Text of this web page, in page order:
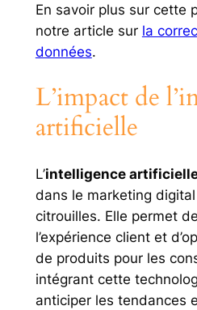
En savoir plus sur cette
notre article sur la
données.
L’impact de
artificielle
L’intelligence
dans le marketing
citrouilles. Elle permet
l’expérience client et
de produits pour les
intégrant cette
anticiper les tendances